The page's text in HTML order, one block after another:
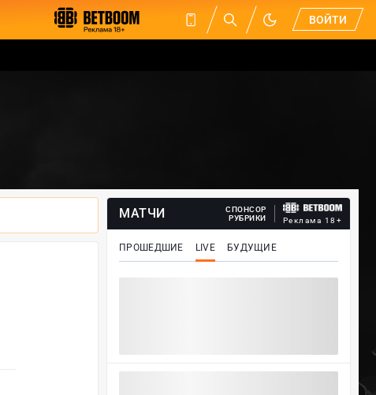
ВОЙТИ
МАТЧИ
СПОНСОР
РУБРИКИ
Реклама 18+
ПРОШЕДШИЕ LIVE БУДУЩИЕ